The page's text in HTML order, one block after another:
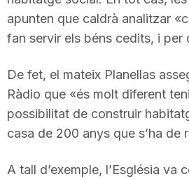
a
apunten que caldrà analitzar
fan servir els béns cedits, i per
De fet, el mateix Planellas
Ràdio que «és molt diferent
possibilitat de construir
casa de 200 anys que s’ha de
A tall d’exemple, l’Església va